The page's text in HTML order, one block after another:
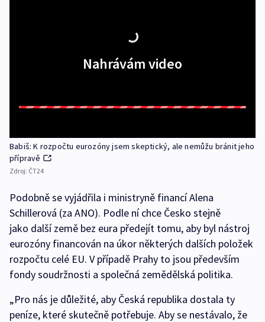
Nahrávám video
Babiš: K rozpočtu eurozóny jsem skeptický, ale nemůžu bránit jeho
přípravě
Zdroj: ČT24
Podobně se vyjádřila i ministryně financí Alena
Schillerová (za ANO). Podle ní chce Česko stejně
jako další země bez eura předejít tomu, aby byl nástroj
eurozóny financován na úkor některých dalších položek
rozpočtu celé EU. V případě Prahy to jsou především
fondy soudržnosti a společná zemědělská politika.
„Pro nás je důležité, aby Česká republika dostala ty
peníze, které skutečně potřebuje. Aby se nestávalo, že